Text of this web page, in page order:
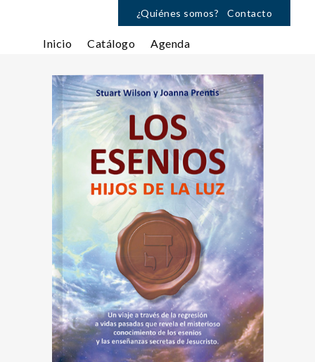
¿Quiénes somos? Contacto
Inicio Catálogo Agenda